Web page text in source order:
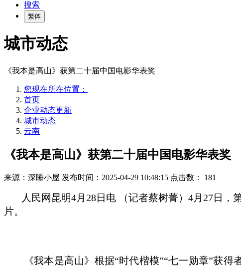
搜索
繁体
城市动态
《我本是高山》获第二十届中国电影华表奖
您现在所在位置：
首页
企业动态更新
城市动态
云南
《我本是高山》获第二十届中国电影华表奖
来源：深睡小屋 发布时间：2025-04-29 10:48:15 点击数： 181
人民网昆明4月28日电 （记者蔡树菁）4月27日，
片。
《我本是高山》根据“时代楷模”“七一勋章”获